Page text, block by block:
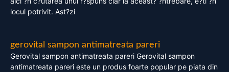
locul potrivit. Ast?zi
gerovital sampon antimatreata pareri
Gerovital sampon antimatreata pareri Gerovital sampon
antimatreata pareri este un produs foarte popular pe piata din